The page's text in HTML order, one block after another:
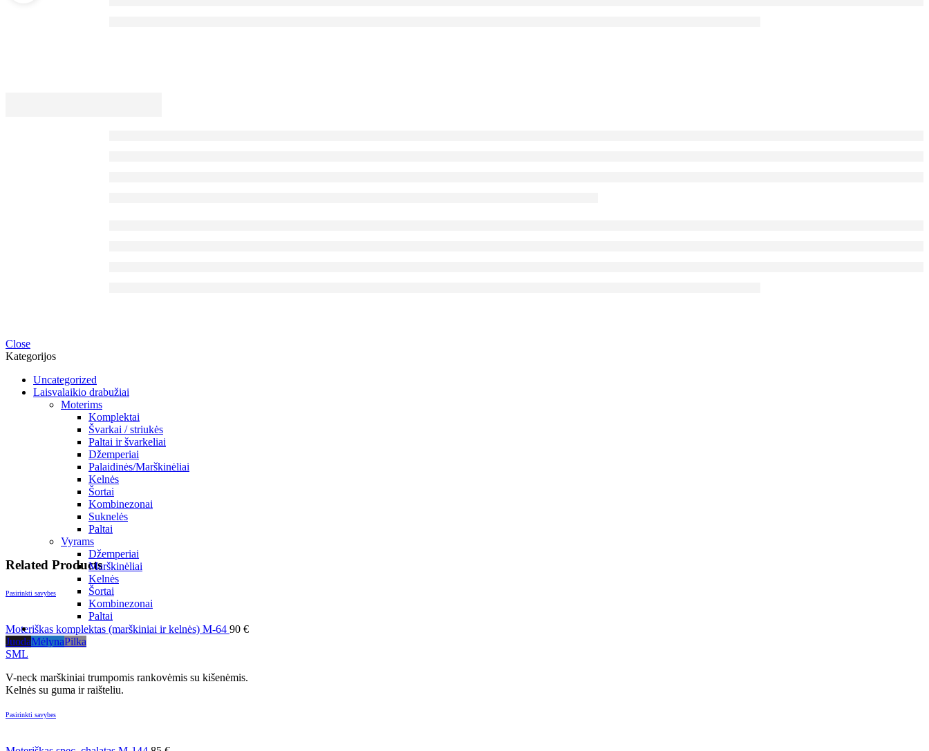
Close
Kategorijos
Uncategorized
Laisvalaikio drabužiai
Moterims
Komplektai
Švarkai / striukės
Paltai ir švarkeliai
Džemperiai
Palaidinės/Marškinėliai
Kelnės
Šortai
Kombinezonai
Suknelės
Paltai
Vyrams
Džemperiai
Marškinėliai
Kelnės
Šortai
Kombinezonai
Paltai
Related Products
Pasirinkti savybes
Moteriškas komplektas (marškiniai ir kelnės) M-64 90 €
JuodaMėlynaPilka
SML
V-neck marškiniai trumpomis rankovėmis su kišenėmis.
Kelnės su guma ir raišteliu.
Pasirinkti savybes